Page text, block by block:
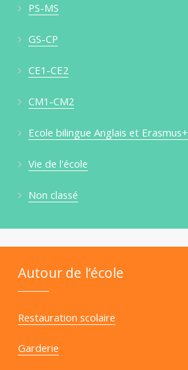
PS-MS
GS-CP
CE1-CE2
CM1-CM2
Ecole bilingue Anglais et Erasmus+
Vie de l'école
Non classé
Autour de l’école
Restauration scolaire
Garderie